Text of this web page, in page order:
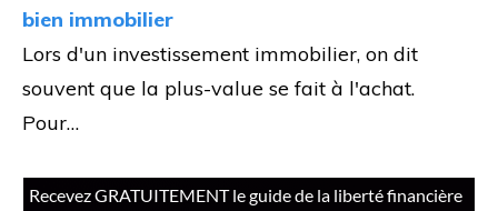
bien immobilier
Lors d'un investissement immobilier, on dit
souvent que la plus-value se fait à l'achat.
Pour…